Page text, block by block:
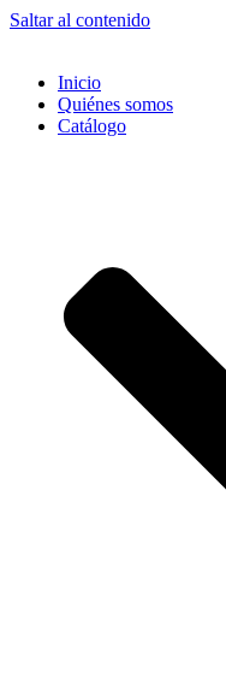
Saltar al contenido
Inicio
Quiénes somos
Catálogo